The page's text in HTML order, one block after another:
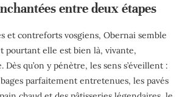
entre deux étapes
et contreforts vosgiens, Obernai semble
pourtant elle est bien là, vivante,
qu’on y pénètre, les sens s’éveillent :
parfaitement entretenues, les pavés